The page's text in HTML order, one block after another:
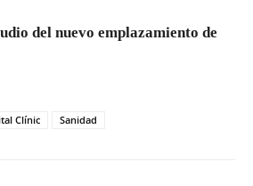
del nuevo emplazamiento de
Clínic Sanidad